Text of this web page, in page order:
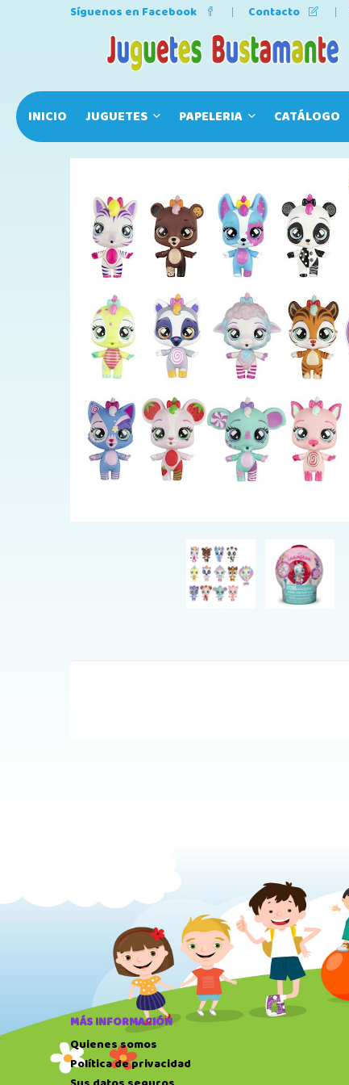
Síguenos en Facebook Contacto
INICIO JUGUETES PAPELERIA CATÁLOGO
MÁS INFORMACIÓN
Quienes somos
Política de privacidad